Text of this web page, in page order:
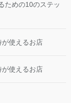
ための10のステッ
使えるお店
使えるお店